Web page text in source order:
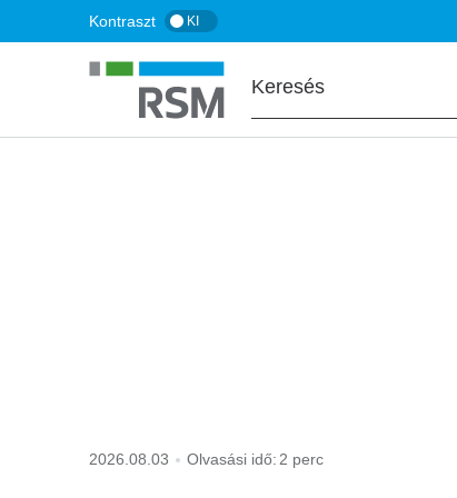
a
tartalomra
Kontraszt KI
2026.08.03 Olvasási idő: 2 perc